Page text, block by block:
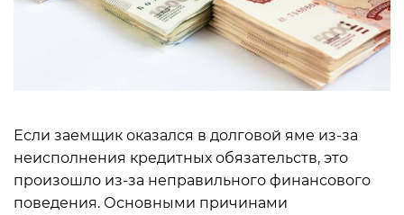
Если заемщик оказался в долговой яме из-за
неисполнения кредитных обязательств, это
произошло из-за неправильного финансового
поведения. Основными причинами